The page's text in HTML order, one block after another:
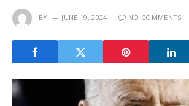
BY JUNE 19, 2024 NO COMMENTS